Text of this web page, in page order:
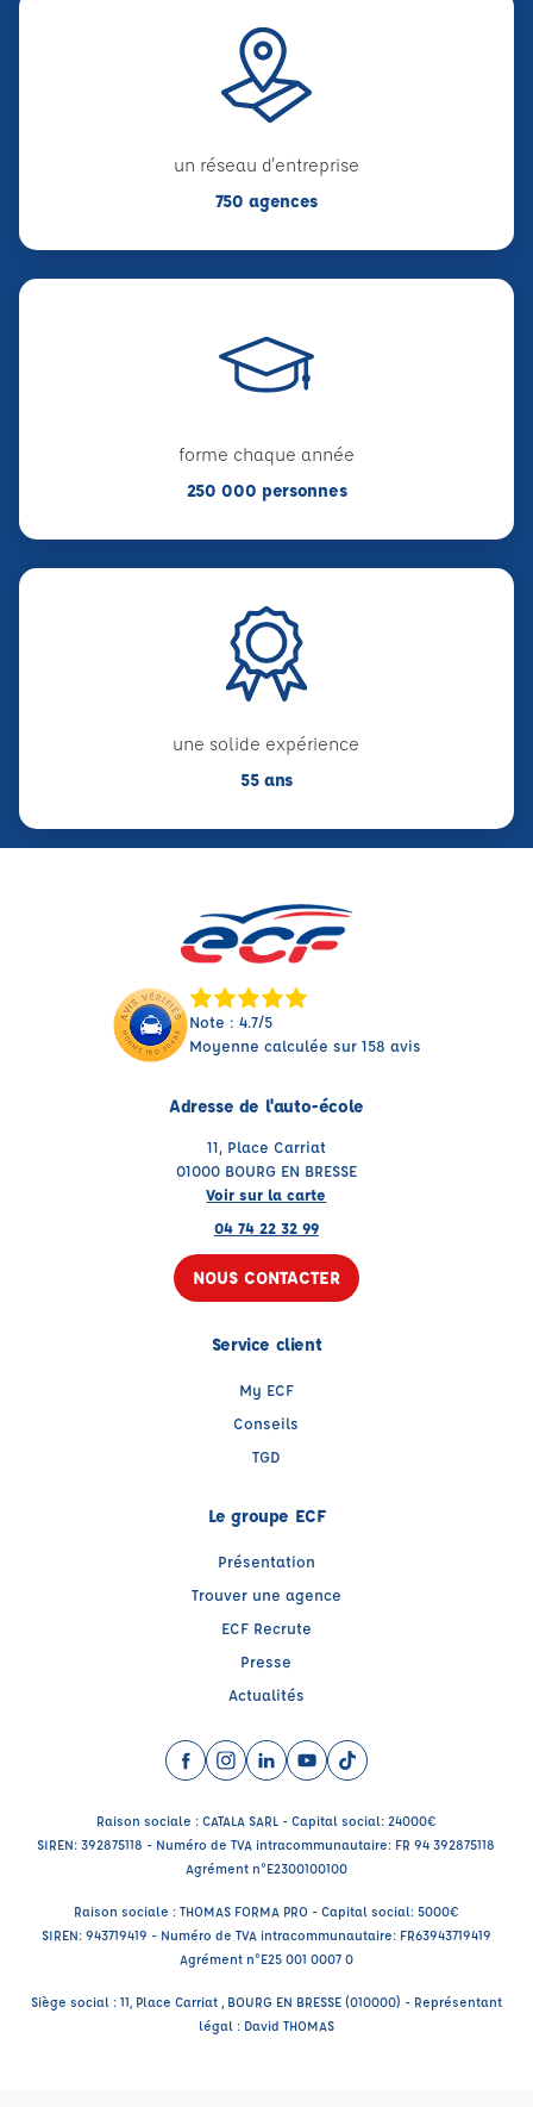
un réseau d'entreprise
750 agences
forme chaque année
250 000 personnes
une solide expérience
55 ans
Note : 4.7/5
Moyenne calculée sur 158 avis
Adresse de l'auto-école
11, Place Carriat
01000 BOURG EN BRESSE
Voir sur la carte
04 74 22 32 99
NOUS CONTACTER
Service client
My ECF
Conseils
TGD
Le groupe ECF
Présentation
Trouver une agence
ECF Recrute
Presse
Actualités
Facebook (nouvelle fenêtre)
Instagram (nouvelle fenêtre)
LinkedIn (nouvelle fenêtre)
YouTube (nouvelle fenêtre)
TikTok (nouvelle
Raison sociale : CATALA SARL - Capital social: 24000€
SIREN: 392875118 - Numéro de TVA intracommunautaire: FR 94 392875118
Agrément n°E2300100100
Raison sociale : THOMAS FORMA PRO - Capital social: 5000€
SIREN: 943719419 - Numéro de TVA intracommunautaire: FR63943719419
Agrément n°E25 001 0007 0
Siège social : 11, Place Carriat , BOURG EN BRESSE (010000) - Représentant
légal : David THOMAS